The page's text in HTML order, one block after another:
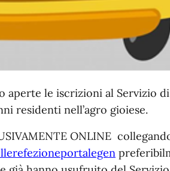
aperte le iscrizioni al Servizio
residenti nell’agro gioiese.
ONLINE